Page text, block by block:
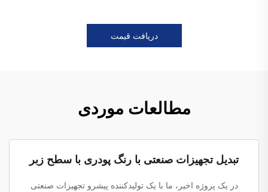
دریافت قیمت
مطالعات موردی
تبدیل تجهیزات صنعتی با رنگ پودری با سطح زبر
در یک پروژه اخیر، ما با یک تولیدکننده پیشرو تجهیزات صنعتی